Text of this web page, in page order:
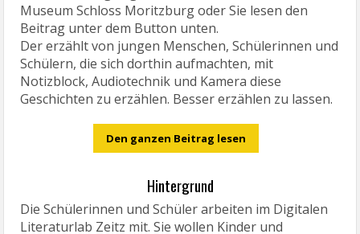
Museum Schloss Moritzburg oder Sie lesen den
Beitrag unter dem Button unten.
Der erzählt von jungen Menschen, Schülerinnen und
Schülern, die sich dorthin aufmachten, mit
Notizblock, Audiotechnik und Kamera diese
Geschichten zu erzählen. Besser erzählen zu lassen.
Den ganzen Beitrag lesen
Hintergrund
Die Schülerinnen und Schüler arbeiten im Digitalen
Literaturlab Zeitz mit. Sie wollen Kinder und